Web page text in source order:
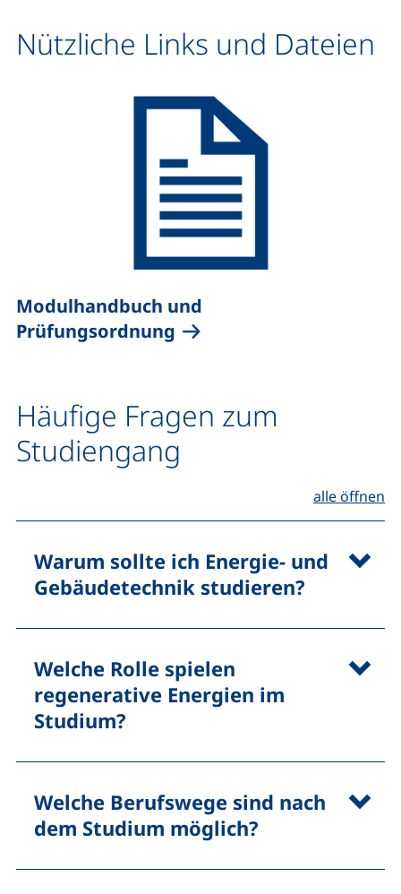
Nützliche Links und Dateien
Modulhandbuch und
Prüfungsordnung (externer Link, öffnet
Häufige Fragen zum
Studiengang
alle öffnen
Warum sollte ich Energie- und
Gebäudetechnik studieren?
Welche Rolle spielen
regenerative Energien im
Studium?
Welche Berufswege sind nach
dem Studium möglich?